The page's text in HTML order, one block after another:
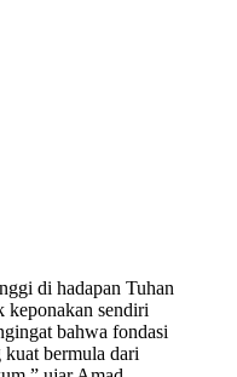
di hadapan Tuhan
keponakan sendiri
bahwa fondasi
kuat bermula dari